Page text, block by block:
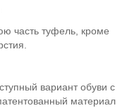
часть туфель, кроме
вариант обуви с
материал